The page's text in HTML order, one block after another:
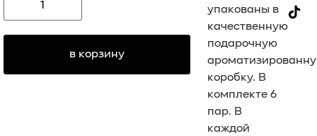
в корзину
упакованы в
качественную
подарочную
коробку. В
комплекте 6
пар. В
каждой